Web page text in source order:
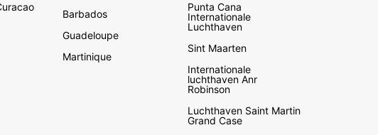
Barbados
Guadeloupe
Martinique
Punta Cana
Internationale
Luchthaven
Sint Maarten
Internationale
luchthaven Anr
Robinson
Luchthaven Saint Martin
Grand Case